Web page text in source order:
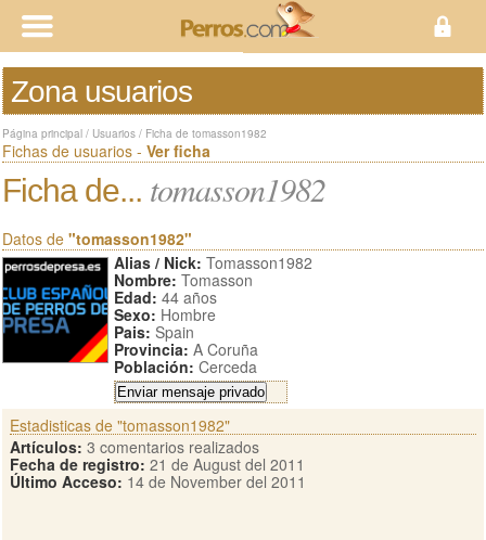
Zona usuarios
Página principal / Usuarios / Ficha de tomasson1982
Fichas de usuarios - Ver ficha
Ficha de... tomasson1982
Datos de "tomasson1982"
Alias / Nick: Tomasson1982
Nombre: Tomasson
Edad: 44 años
Sexo: Hombre
Pais: Spain
Provincia: A Coruña
Población: Cerceda
Estadisticas de "tomasson1982"
Artículos: 3 comentarios realizados
Fecha de registro: 21 de August del 2011
Último Acceso: 14 de November del 2011